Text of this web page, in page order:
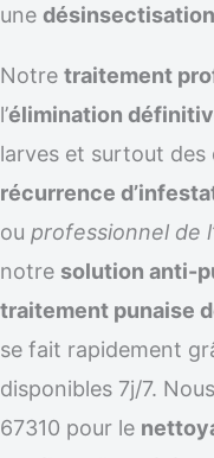
une
Notre traitement
l’élimination
larves et surtout
récurrence
ou professionnel de
notre solution anti-
traitement punaise
se fait rapidement
disponibles 7j/7.
67310 pour le